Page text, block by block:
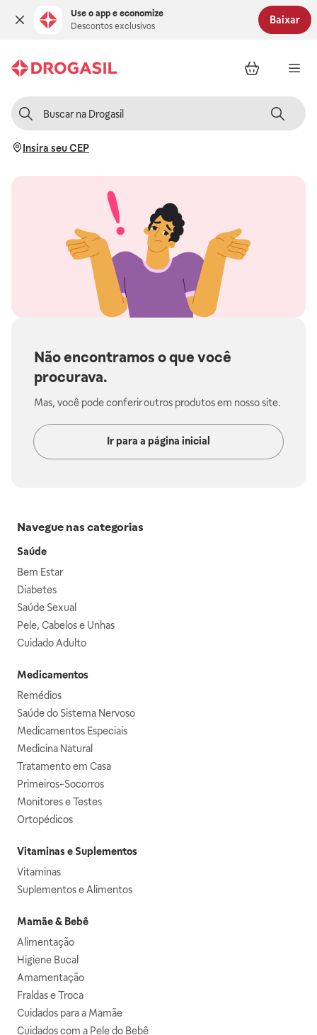
Use o app e economize
Descontos exclusivos
Baixar
Insira seu CEP
Não encontramos o que você
procurava.
Mas, você pode conferir outros produtos em nosso site.
Ir para a página inicial
Navegue nas categorias
Saúde
Bem Estar
Diabetes
Saúde Sexual
Pele, Cabelos e Unhas
Cuidado Adulto
Medicamentos
Remédios
Saúde do Sistema Nervoso
Medicamentos Especiais
Medicina Natural
Tratamento em Casa
Primeiros-Socorros
Monitores e Testes
Ortopédicos
Vitaminas e Suplementos
Vitaminas
Suplementos e Alimentos
Mamãe & Bebê
Alimentação
Higiene Bucal
Amamentação
Fraldas e Troca
Cuidados para a Mamãe
Cuidados com a Pele do Bebê